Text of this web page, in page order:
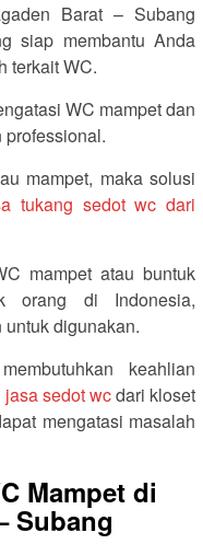
Barat – Subang
siap membantu Anda
terkait WC.
WC mampet dan
mampet, maka solusi
tukang sedot wc dari
mampet atau buntuk
orang di Indonesia,
digunakan.
keahlian
jasa sedot wcdari kloset
mengatasi masalah
Mampet di
Subang